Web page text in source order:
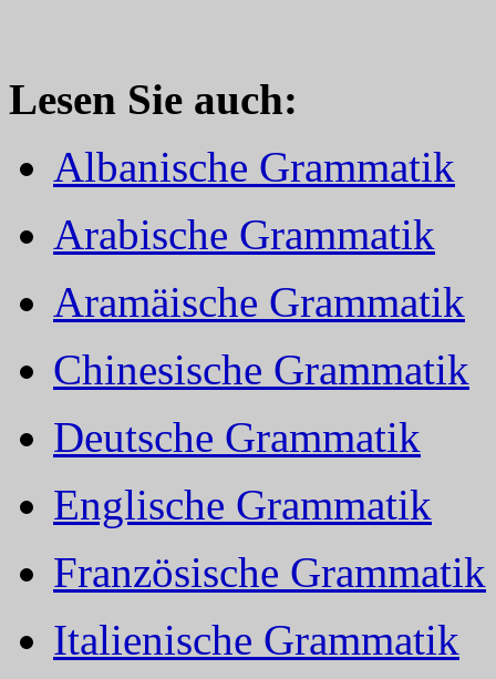
Lesen Sie auch:
Albanische Grammatik
Arabische Grammatik
Aramäische Grammatik
Chinesische Grammatik
Deutsche Grammatik
Englische Grammatik
Französische Grammatik
Italienische Grammatik